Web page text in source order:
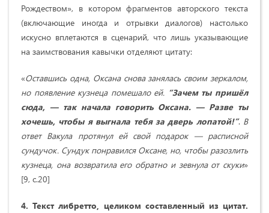
Рождеством», в котором фрагментов авторского текста
(включающие иногда и отрывки диалогов) настолько
искусно вплетаются в сценарий, что лишь указывающие
на заимствования кавычки отделяют цитату:
«Оставшись одна, Оксана снова занялась своим зеркалом,
но появление кузнеца помешало ей. “Зачем ты пришёл
сюда, — так начала говорить Оксана. — Разве ты
хочешь, чтобы я выгнала тебя за дверь лопатой!”. В
ответ Вакула протянул ей свой подарок — расписной
сундучок. Сундук понравился Оксане, но, чтобы разозлить
кузнеца, она возвратила его обратно и зевнула от скуки»
[9, с.20]
4. Текст либретто, целиком составленный из цитат.